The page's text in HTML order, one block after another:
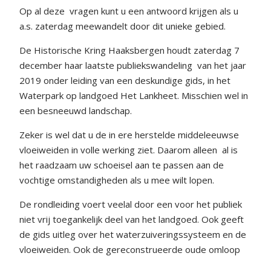
Op al deze vragen kunt u een antwoord krijgen als u
a.s. zaterdag meewandelt door dit unieke gebied.
De Historische Kring Haaksbergen houdt zaterdag 7
december haar laatste publiekswandeling van het jaar
2019 onder leiding van een deskundige gids, in het
Waterpark op landgoed Het Lankheet. Misschien wel in
een besneeuwd landschap.
Zeker is wel dat u de in ere herstelde middeleeuwse
vloeiweiden in volle werking ziet. Daarom alleen al is
het raadzaam uw schoeisel aan te passen aan de
vochtige omstandigheden als u mee wilt lopen.
De rondleiding voert veelal door een voor het publiek
niet vrij toegankelijk deel van het landgoed. Ook geeft
de gids uitleg over het waterzuiveringssysteem en de
vloeiweiden. Ook de gereconstrueerde oude omloop